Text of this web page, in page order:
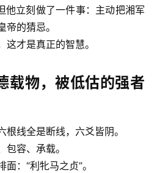
注册
他立刻做了一件事：主动把湘军
的猜忌。
才是真正的智慧。
载物，被低估的强者
线全是断线，六爻皆阴。
容、承载。
：“利牝马之贞”。